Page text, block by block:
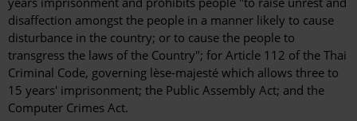
disaffection amongst the people in a manner likely to cause
disturbance in the country; or to cause the people to
transgress the laws of the Country"; for Article 112 of the Thai
Criminal Code, governing lèse-majesté which allows three to
15 years' imprisonment; the Public Assembly Act; and the
Computer Crimes Act.